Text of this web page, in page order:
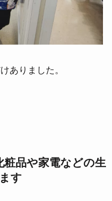
ありました。
品や家電などの生
す